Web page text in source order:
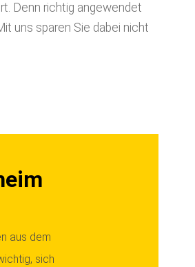
Denn richtig angewendet
uns sparen Sie dabei nicht
aus dem
sich